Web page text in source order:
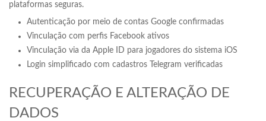
plataformas seguras.
Autenticação por meio de contas Google confirmadas
Vinculação com perfis Facebook ativos
Vinculação via da Apple ID para jogadores do sistema iOS
Login simplificado com cadastros Telegram verificadas
RECUPERAÇÃO E ALTERAÇÃO DE
DADOS